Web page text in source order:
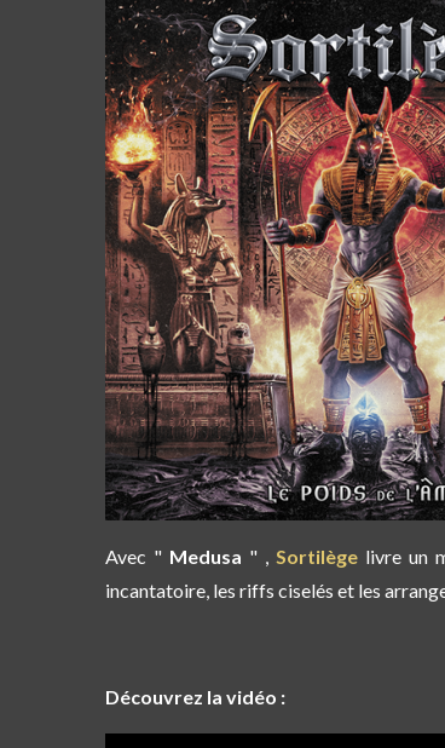
Avec " Medusa " , Sortilègelivre un
incantatoire, les riffs ciselés et les
Découvrez la vidéo :